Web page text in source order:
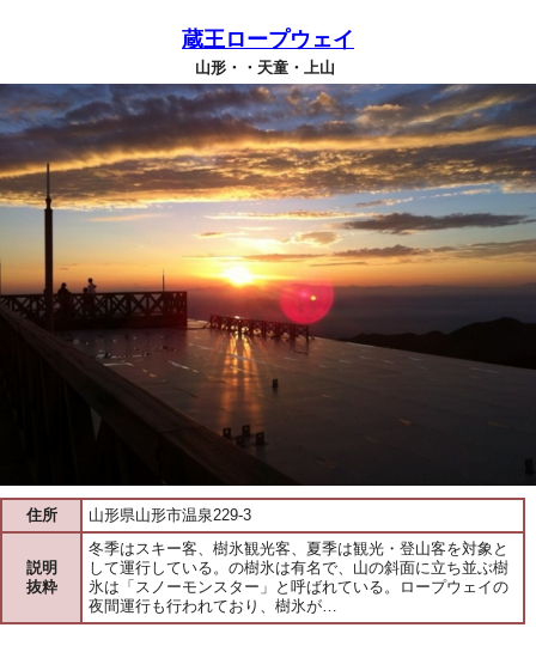
蔵王ロープウェイ
山形・・天童・上山
住所 山形県山形市温泉229-3
説明
抜粋
冬季はスキー客、樹氷観光客、夏季は観光・登山客を対象と
して運行している。の樹氷は有名で、山の斜面に立ち並ぶ樹
氷は「スノーモンスター」と呼ばれている。ロープウェイの
夜間運行も行われており、樹氷が…